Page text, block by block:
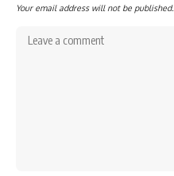
Your email address will not be published.